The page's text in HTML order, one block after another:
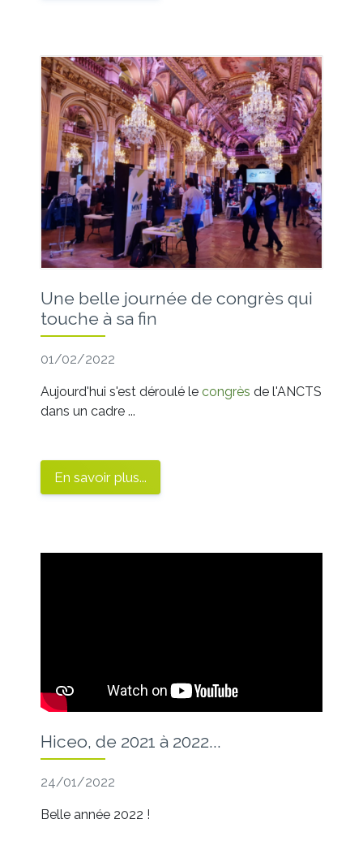
Une belle journée de congrès qui
touche à sa fin
01/02/2022
Aujourd'hui s'est déroulé le congrès de l'ANCTS
dans un cadre ...
En savoir plus...
Hiceo, de 2021 à 2022...
24/01/2022
Belle année 2022 !